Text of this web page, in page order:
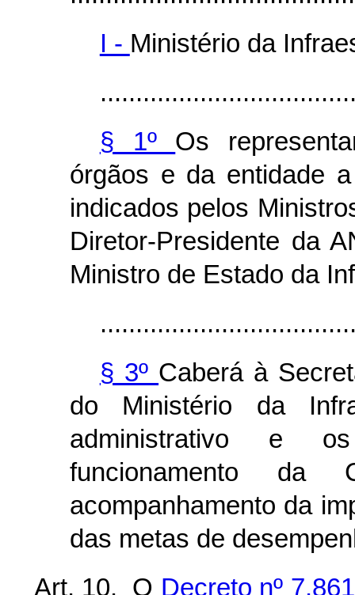
I - Ministério da
§ 1º Os
órgãos e da entidade
indicados pelos
Diretor-Presidente da
Ministro de Estado da
§ 3º Caberá à
do Ministério da
administrativo e
funcionamento
acompanhamento da
das metas de
Art. 10. O Decreto nº